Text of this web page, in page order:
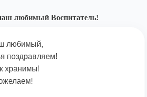
любимый Воспитатель!
любимый,
поздравляем!
хранимы!